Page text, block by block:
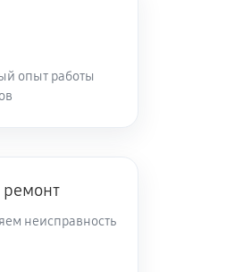
Заказать
Заказать
опыт работы
ремонт
неисправность